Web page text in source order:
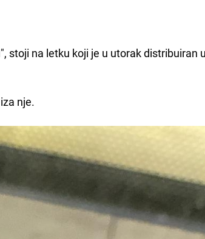
stoji na letku koji je u utorak distribuiran u
nje.